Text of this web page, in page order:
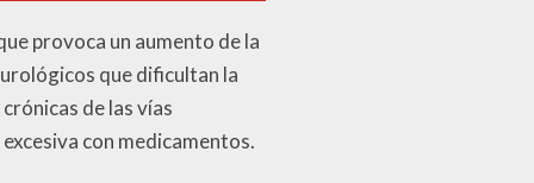
provoca un aumento de la
que dificultan la
de las vías
con medicamentos.